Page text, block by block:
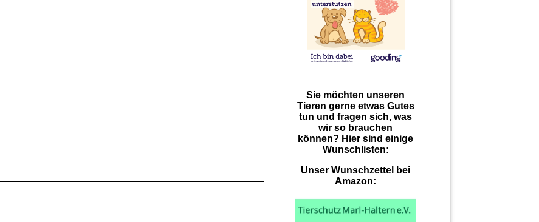
Sie möchten unseren
Tieren gerne etwas Gutes
tun und fragen sich, was
wir so brauchen
können? Hier sind einige
Wunschlisten:
Unser Wunschzettel bei
Amazon: